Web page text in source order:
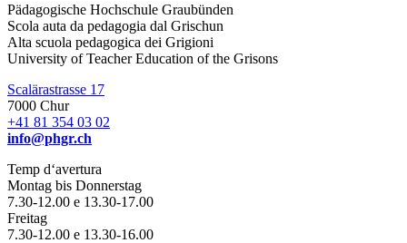
Pädagogische Hochschule Graubünden
Scola auta da pedagogia dal Grischun
Alta scuola pedagogica dei Grigioni
University of Teacher Education of the Grisons
Scalärastrasse 17
7000 Chur
+41 81 354 03 02
info@phgr.ch
Temp d‘avertura
Montag bis Donnerstag
7.30-12.00 e 13.30-17.00
Freitag
7.30-12.00 e 13.30-16.00